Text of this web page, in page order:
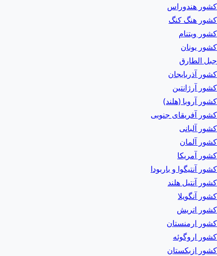
کشور هندوراس
کشور هنگ کنگ
کشور ویتنام
کشور یونان
جبل الطارق
کشور آذربایجان
کشور آرژانتین
کشور آروبا (هلند)
کشور آفریقای جنوبی
کشور آلبانی
کشور آلمان
کشور آمریکا
کشور آنتیگوا و باربودا
کشور آنتیل هلند
کشور آنگویلا
کشور اتریش
کشور ارمنستان
کشور اروگوئه
کشور ازبکستان